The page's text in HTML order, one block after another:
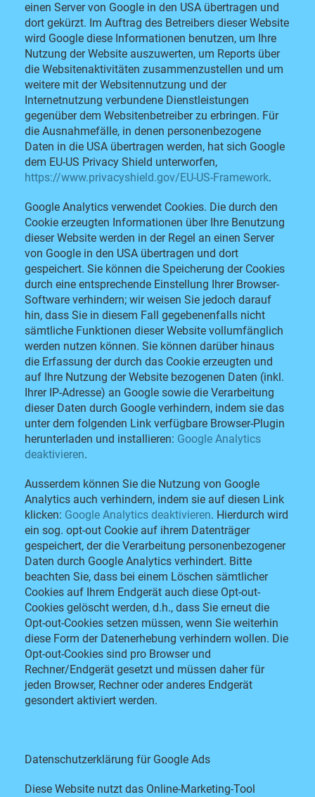
einen Server von Google in den USA übertragen und
dort gekürzt. Im Auftrag des Betreibers dieser Website
wird Google diese Informationen benutzen, um Ihre
Nutzung der Website auszuwerten, um Reports über
die Websitenaktivitäten zusammenzustellen und um
weitere mit der Websitennutzung und der
Internetnutzung verbundene Dienstleistungen
gegenüber dem Websitenbetreiber zu erbringen. Für
die Ausnahmefälle, in denen personenbezogene
Daten in die USA übertragen werden, hat sich Google
dem EU-US Privacy Shield unterworfen,
https://www.privacyshield.gov/EU-US-Framework.
Google Analytics verwendet Cookies. Die durch den
Cookie erzeugten Informationen über Ihre Benutzung
dieser Website werden in der Regel an einen Server
von Google in den USA übertragen und dort
gespeichert. Sie können die Speicherung der Cookies
durch eine entsprechende Einstellung Ihrer Browser-
Software verhindern; wir weisen Sie jedoch darauf
hin, dass Sie in diesem Fall gegebenenfalls nicht
sämtliche Funktionen dieser Website vollumfänglich
werden nutzen können. Sie können darüber hinaus
die Erfassung der durch das Cookie erzeugten und
auf Ihre Nutzung der Website bezogenen Daten (inkl.
Ihrer IP-Adresse) an Google sowie die Verarbeitung
dieser Daten durch Google verhindern, indem sie das
unter dem folgenden Link verfügbare Browser-Plugin
herunterladen und installieren: Google Analytics
deaktivieren.
Ausserdem können Sie die Nutzung von Google
Analytics auch verhindern, indem sie auf diesen Link
klicken: Google Analytics deaktivieren. Hierdurch wird
ein sog. opt-out Cookie auf ihrem Datenträger
gespeichert, der die Verarbeitung personenbezogener
Daten durch Google Analytics verhindert. Bitte
beachten Sie, dass bei einem Löschen sämtlicher
Cookies auf Ihrem Endgerät auch diese Opt-out-
Cookies gelöscht werden, d.h., dass Sie erneut die
Opt-out-Cookies setzen müssen, wenn Sie weiterhin
diese Form der Datenerhebung verhindern wollen. Die
Opt-out-Cookies sind pro Browser und
Rechner/Endgerät gesetzt und müssen daher für
jeden Browser, Rechner oder anderes Endgerät
gesondert aktiviert werden.
Datenschutzerklärung für Google Ads
Diese Website nutzt das Online-Marketing-Tool